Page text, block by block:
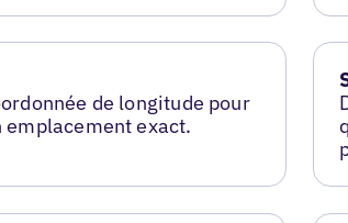
de longitude pour
emplacement exact.